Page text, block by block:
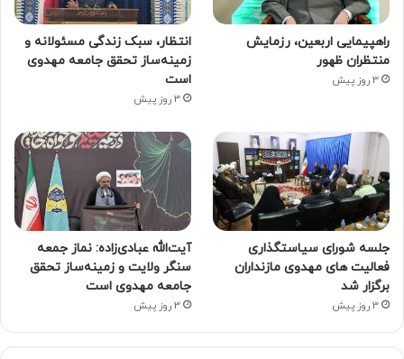
راهپیمایی اربعین، رزمایش
منتظران ظهور
3 روز پیش
انتظار، سبک زندگی مسئولانه و
زمینه‌ساز تحقق جامعه مهدوی
است
3 روز پیش
جلسه شورای سیاستگذاری
فعالیت های مهدوی مازنداران
برگزار شد
3 روز پیش
آیت‌الله عبادی‌زاده: نماز جمعه
سنگر ولایت و زمینه‌ساز تحقق
جامعه مهدوی است
3 روز پیش